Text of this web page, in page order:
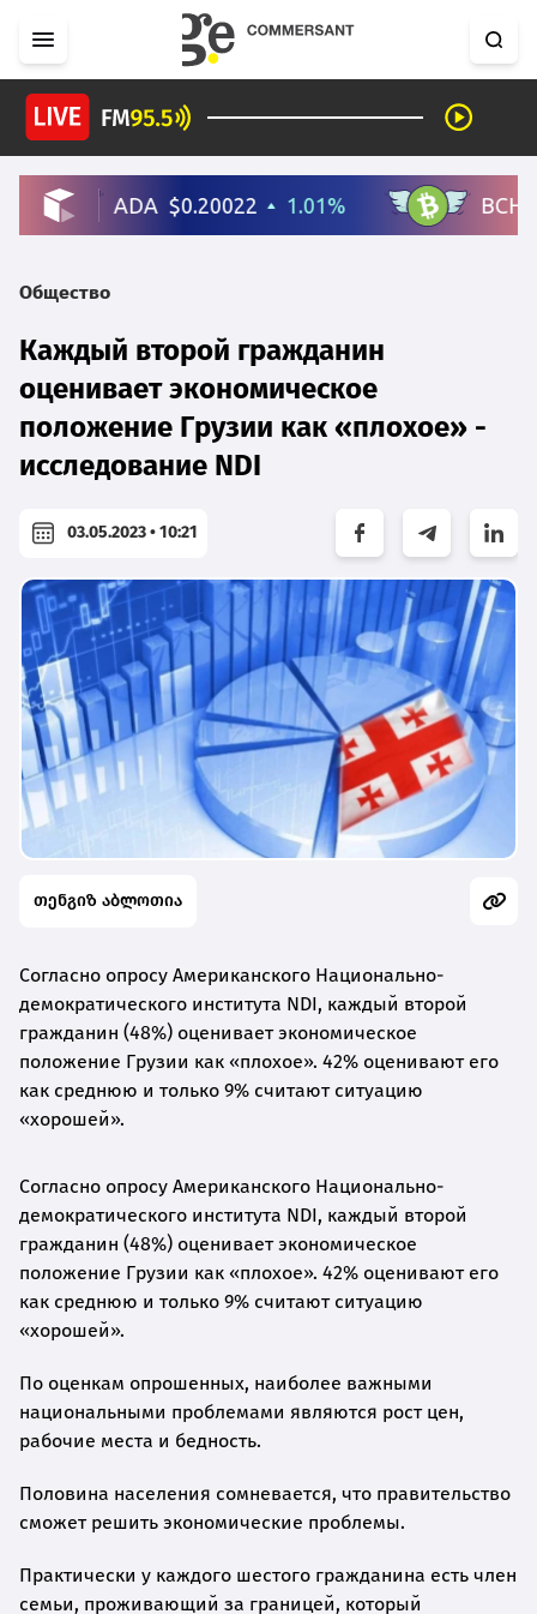
Общество
Каждый второй гражданин
оценивает экономическое
положение Грузии как «плохое» -
исследование NDI
03.05.2023 • 10:21
თენგიზ აბლოთია
Согласно опросу Американского Национально-
демократического института NDI, каждый второй
гражданин (48%) оценивает экономическое
положение Грузии как «плохое». 42% оценивают его
как среднюю и только 9% считают ситуацию
«хорошей».
Согласно опросу Американского Национально-
демократического института NDI, каждый второй
гражданин (48%) оценивает экономическое
положение Грузии как «плохое». 42% оценивают его
как среднюю и только 9% считают ситуацию
«хорошей».
По оценкам опрошенных, наиболее важными
национальными проблемами являются рост цен,
рабочие места и бедность.
Половина населения сомневается, что правительство
сможет решить экономические проблемы.
Практически у каждого шестого гражданина есть член
семьи, проживающий за границей, который